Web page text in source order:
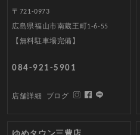
〒721-0973
広島県福山市南蔵王町1-6-55
【無料駐車場完備】
084-921-5901
店舗詳細 ブログ